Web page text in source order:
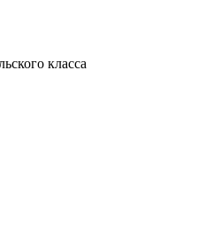
класса